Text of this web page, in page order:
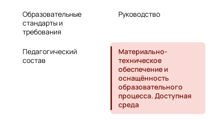
Образовательные
стандарты и
требования
Руководство
Педагогический
состав
Материально-
техническое
обеспечение и
оснащённость
образовательного
процесса. Доступная
среда